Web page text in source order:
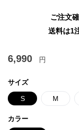
ご注文
送料は1
6,990 円
サイズ
S M
カラー